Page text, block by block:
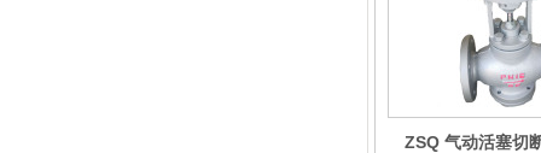
ZSQ 气动活塞切